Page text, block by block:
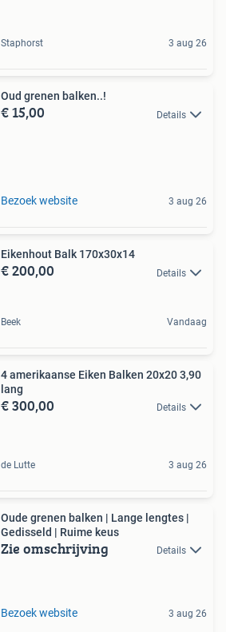
Staphorst 3 aug 26
Oud grenen balken..!
€ 15,00 Details
Bezoek website 3 aug 26
Eikenhout Balk 170x30x14
€ 200,00 Details
Beek Vandaag
4 amerikaanse Eiken Balken 20x20 3,90
lang
€ 300,00 Details
de Lutte 3 aug 26
Oude grenen balken | Lange lengtes |
Gedisseld | Ruime keus
Zie omschrijving Details
Bezoek website 3 aug 26